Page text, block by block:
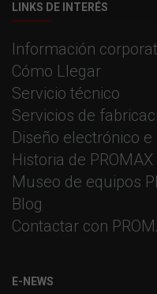
LINKS DE INTERÉS
Información
Cómo Llegar
Servicio técnico
Servicios de
Diseño electrónico e
Historia de PROMAX
Museo de equipos
Blog
Contactar con
E-NEWS